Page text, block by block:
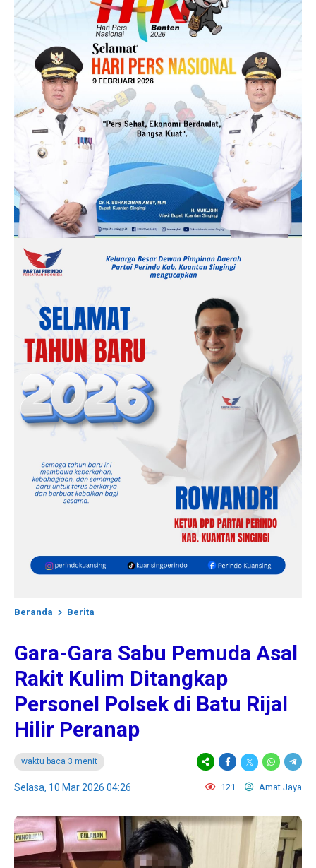
Beranda Berita
Gara-Gara Sabu Pemuda Asal
Rakit Kulim Ditangkap
Personel Polsek di Batu Rijal
Hilir Peranap
waktu baca 3 menit
Selasa, 10 Mar 2026 04:26 121 Amat Jaya